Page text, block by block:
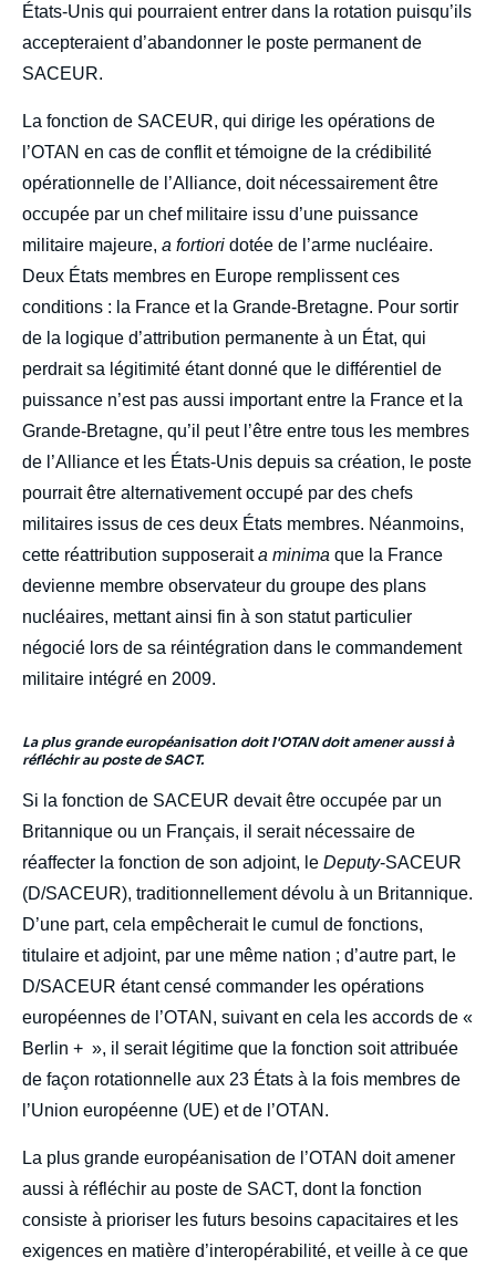
États-Unis qui pourraient entrer dans la rotation puisqu’ils
accepteraient d’abandonner le poste permanent de
SACEUR.
La fonction de SACEUR, qui dirige les opérations de
l’OTAN en cas de conflit et témoigne de la crédibilité
opérationnelle de l’Alliance, doit nécessairement être
occupée par un chef militaire issu d’une puissance
militaire majeure, a fortiori dotée de l’arme nucléaire.
Deux États membres en Europe remplissent ces
conditions : la France et la Grande-Bretagne. Pour sortir
de la logique d’attribution permanente à un État, qui
perdrait sa légitimité étant donné que le différentiel de
puissance n’est pas aussi important entre la France et la
Grande-Bretagne, qu’il peut l’être entre tous les membres
de l’Alliance et les États-Unis depuis sa création, le poste
pourrait être alternativement occupé par des chefs
militaires issus de ces deux États membres. Néanmoins,
cette réattribution supposeraita minima que la France
devienne membre observateur du groupe des plans
nucléaires, mettant ainsi fin à son statut particulier
négocié lors de sa réintégration dans le commandement
militaire intégré en 2009.
La plus grande européanisation doit l'OTAN doit amener aussi à
réfléchir au poste de SACT.
Si la fonction de SACEUR devait être occupée par un
Britannique ou un Français, il serait nécessaire de
réaffecter la fonction de son adjoint, le Deputy-SACEUR
(D/SACEUR), traditionnellement dévolu à un Britannique.
D’une part, cela empêcherait le cumul de fonctions,
titulaire et adjoint, par une même nation ; d’autre part, le
D/SACEUR étant censé commander les opérations
européennes de l’OTAN, suivant en cela les accords de «
Berlin + », il serait légitime que la fonction soit attribuée
de façon rotationnelle aux 23 États à la fois membres de
l’Union européenne (UE) et de l’OTAN.
La plus grande européanisation de l’OTAN doit amener
aussi à réfléchir au poste de SACT, dont la fonction
consiste à prioriser les futurs besoins capacitaires et les
exigences en matière d’interopérabilité, et veille à ce que